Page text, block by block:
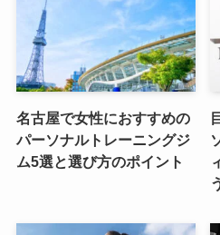
名古屋で女性におすすめの
パーソナルトレーニングジ
ム5選と選び方のポイント